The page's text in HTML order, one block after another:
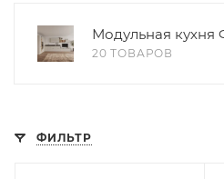
Модульная кухня
20 ТОВАРОВ
ФИЛЬТР